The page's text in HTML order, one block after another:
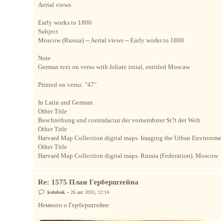
Aerial views
Early works to 1800
Subject
Moscow (Russia) -- Aerial views -- Early works to 1800
Note
German text on verso with foliate intial, entitled Moscaw
Printed on verso: "47".
In Latin and German.
Other Title
Beschreibung und contrafactur der vornembster St?t der Welt
Other Title
Harvard Map Collection digital maps. Imaging the Urban
Other Title
Harvard Map Collection digital maps. Russia (Federation). Moscow
Re: 1575 План Герберштейна
С
б
kolobok » 26 авг 2010, 12:14
Немного о Герберштейне: